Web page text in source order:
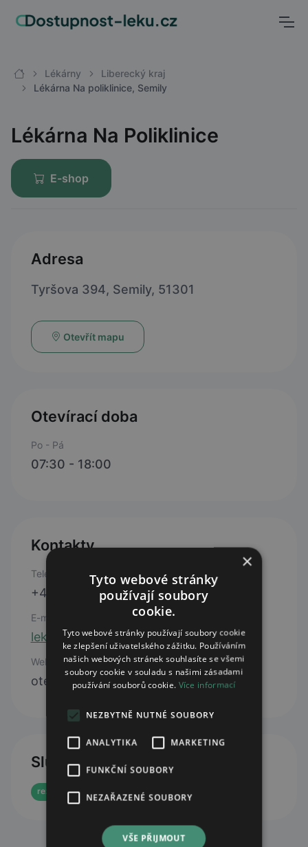
Lékárny
Liberecký kraj
Lékárna Na poliklinice, Semily
Lékárna Na Poliklinice
E-shop
Adresa
Tyršova 394, Semily, 51301
Otevřít mapu
Otevírací doba
Po - Pá
07:30 - 18:00
Kontakty
Telefon
+420 481 624 757
E-mail
lekarnasem@lekarenskyholding.cz
Web
otevřít web
Služby
rezervace eReceptu e-shop
×
Tyto webové stránky
používají soubory
cookie.
Tyto webové stránky používají soubory cookie
ke zlepšení uživatelského zážitku. Používáním
našich webových stránek souhlasíte se všemi
soubory cookie v souladu s našimi zásadami
používání souborů cookie. Více informací
NEZBYTNĚ NUTNÉ SOUBORY
ANALYTIKA MARKETING
FUNKČNÍ SOUBORY
NEZAŘAZENÉ SOUBORY
VŠE PŘIJMOUT